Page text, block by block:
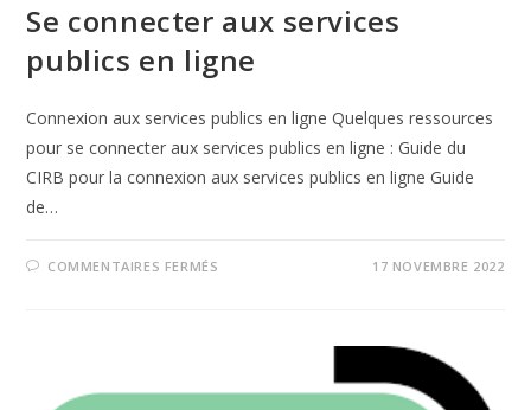
Se connecter aux services
publics en ligne
Connexion aux services publics en ligne Quelques ressources
pour se connecter aux services publics en ligne : Guide du
CIRB pour la connexion aux services publics en ligne Guide
de…
COMMENTAIRES FERMÉS 17 NOVEMBRE 2022